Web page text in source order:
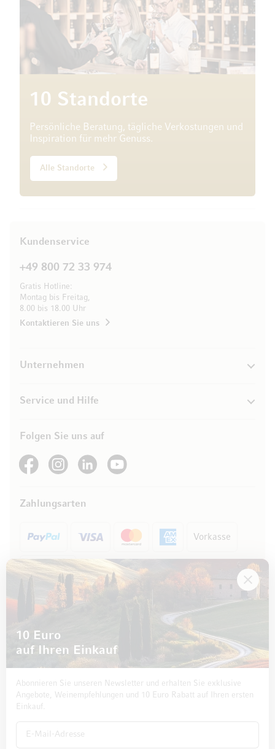
10 Standorte
Persönliche Beratung, tägliche Verkostungen und
Inspiration für mehr Genuss.
Alle Standorte
Kundenservice
+49 800 72 33 974
Gratis Hotline:
Montag bis Freitag,
8.00 bis 18.00 Uhr
Kontaktieren Sie uns
Unternehmen
Service und Hilfe
Folgen Sie uns auf
See our FacebookSee our Instagram account
See our LinkedInSee our YouTube channel
Zahlungsarten
Vorkasse
Rechnung
Datenschutz und Disclaimer
10 Euro
auf Ihren Einkauf
Abonnieren Sie unseren Newsletter und erhalten Sie exklusive
Angebote, Weinempfehlungen und 10 Euro Rabatt auf Ihren ersten
Einkauf.